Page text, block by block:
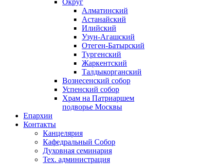
Алматинский
Астанайский
Илийский
Узун-Агашский
Отеген-Батырский
Тургенский
Жаркентский
Талдыкорганский
Вознесенский собор
Успенский собор
Храм на Патриаршем
подворье Москвы
Епархии
Контакты
Канцелярия
Кафедральный Собор
Духовная семинария
Тех. администрация